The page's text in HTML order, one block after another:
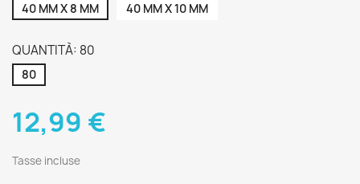
40 MM X 8 MM 40 MM X 10 MM
QUANTITÀ: 80
80
12,99 €
Tasse incluse